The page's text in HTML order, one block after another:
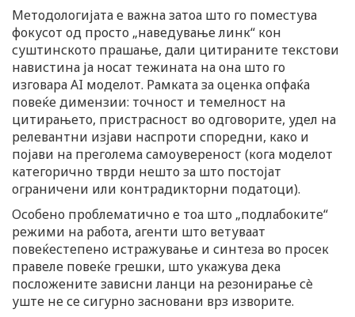
Методологијата е важна затоа што го поместува
фокусот од просто „наведување линк“ кон
суштинското прашање, дали цитираните текстови
навистина ја носат тежината на она што го
изговара AI моделот. Рамката за оценка опфаќа
повеќе димензии: точност и темелност на
цитирањето, пристрасност во одговорите, удел на
релевантни изјави наспроти споредни, како и
појави на преголема самоувереност (кога моделот
категорично тврди нешто за што постојат
ограничени или контрадикторни податоци).
Особено проблематично е тоа што „подлабоките“
режими на работа, агенти што ветуваат
повеќестепено истражување и синтеза во просек
правеле повеќе грешки, што укажува дека
посложените зависни ланци на резонирање сè
уште не се сигурно засновани врз изворите.